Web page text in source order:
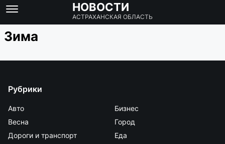
НОВОСТИ
АСТРАХАНСКАЯ ОБЛАСТЬ
Зима
Рубрики
Авто
Бизнес
Весна
Город
Дороги и транспорт
Еда